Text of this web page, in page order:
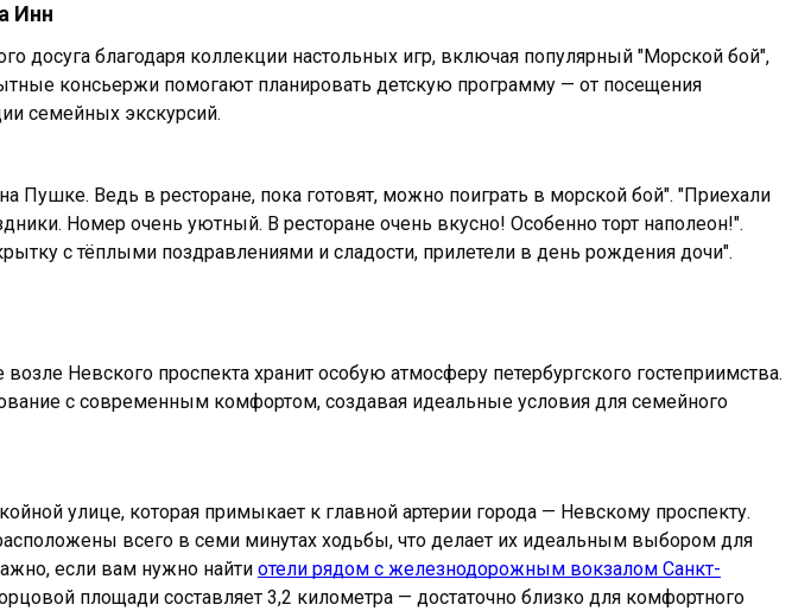
Инн
досуга благодаря коллекции настольных игр, включая популярный "Морской бой",
консьержи помогают планировать детскую программу — от посещения
семейных экскурсий.
Пушке. Ведь в ресторане, пока готовят, можно поиграть в морской бой". "Приехали
Номер очень уютный. В ресторане очень вкусно! Особенно торт наполеон!".
с тёплыми поздравлениями и сладости, прилетели в день рождения дочи".
Невского проспекта хранит особую атмосферу петербургского гостеприимства.
с современным комфортом, создавая идеальные условия для семейного
улице, которая примыкает к главной артерии города — Невскому проспекту.
всего в семи минутах ходьбы, что делает их идеальным выбором для
если вам нужно найти отели рядом с железнодорожным вокзалом Санкт-
площади составляет 3,2 километра — достаточно близко для комфортного